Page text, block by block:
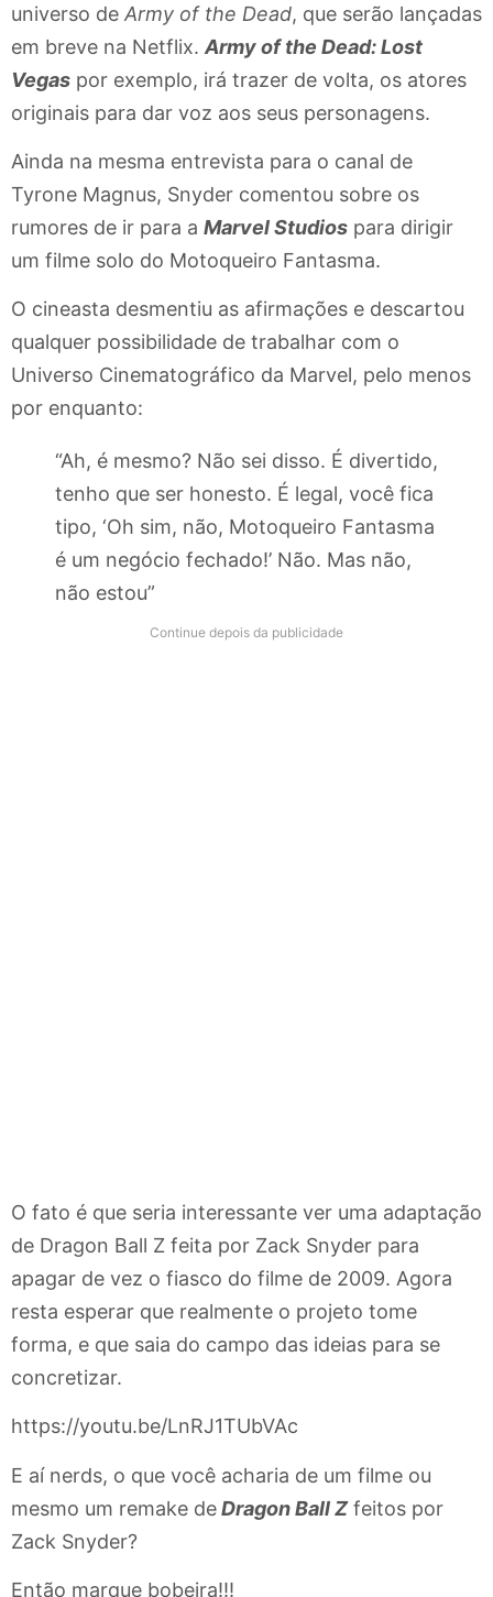
universo de Army of the Dead, que serão lançadas
em breve na Netflix. Army of the Dead: Lost
Vegas por exemplo, irá trazer de volta, os atores
originais para dar voz aos seus personagens.
Ainda na mesma entrevista para o canal de
Tyrone Magnus, Snyder comentou sobre os
rumores de ir para a Marvel Studios para dirigir
um filme solo do Motoqueiro Fantasma.
O cineasta desmentiu as afirmações e descartou
qualquer possibilidade de trabalhar com o
Universo Cinematográfico da Marvel, pelo menos
por enquanto:
“Ah, é mesmo? Não sei disso. É divertido,
tenho que ser honesto. É legal, você fica
tipo, ‘Oh sim, não, Motoqueiro Fantasma
é um negócio fechado!’ Não. Mas não,
não estou”
Continue depois da publicidade
O fato é que seria interessante ver uma adaptação
de Dragon Ball Z feita por Zack Snyder para
apagar de vez o fiasco do filme de 2009. Agora
resta esperar que realmente o projeto tome
forma, e que saia do campo das ideias para se
concretizar.
https://youtu.be/LnRJ1TUbVAc
E aí nerds, o que você acharia de um filme ou
mesmo um remake deDragon Ball Zfeitos por
Zack Snyder?
Então marque bobeira!!!